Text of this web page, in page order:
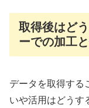
取得後はど
ーでの加工
データを取得する
いや活用はどうす